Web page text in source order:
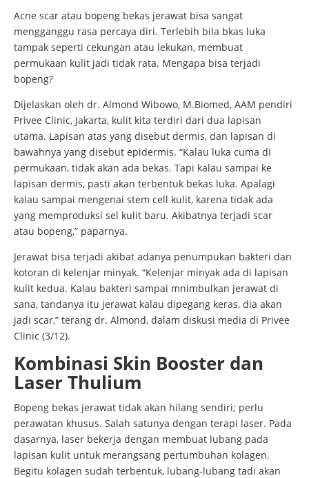
Acne scar atau bopeng bekas jerawat bisa sangat
mengganggu rasa percaya diri. Terlebih bila bkas luka
tampak seperti cekungan atau lekukan, membuat
permukaan kulit jadi tidak rata. Mengapa bisa terjadi
bopeng?
Dijelaskan oleh dr. Almond Wibowo, M.Biomed, AAM pendiri
Privee Clinic, Jakarta, kulit kita terdiri dari dua lapisan
utama. Lapisan atas yang disebut dermis, dan lapisan di
bawahnya yang disebut epidermis. “Kalau luka cuma di
permukaan, tidak akan ada bekas. Tapi kalau sampai ke
lapisan dermis, pasti akan terbentuk bekas luka. Apalagi
kalau sampai mengenai stem cell kulit, karena tidak ada
yang memproduksi sel kulit baru. Akibatnya terjadi scar
atau bopeng,” paparnya.
Jerawat bisa terjadi akibat adanya penumpukan bakteri dan
kotoran di kelenjar minyak. “Kelenjar minyak ada di lapisan
kulit kedua. Kalau bakteri sampai mnimbulkan jerawat di
sana, tandanya itu jerawat kalau dipegang keras, dia akan
jadi scar,” terang dr. Almond, dalam diskusi media di Privee
Clinic (3/12).
Kombinasi Skin Booster dan
Laser Thulium
Bopeng bekas jerawat tidak akan hilang sendiri; perlu
perawatan khusus. Salah satunya dengan terapi laser. Pada
dasarnya, laser bekerja dengan membuat lubang pada
lapisan kulit untuk merangsang pertumbuhan kolagen.
Begitu kolagen sudah terbentuk, lubang-lubang tadi akan